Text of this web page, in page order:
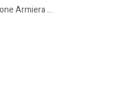
Armiera ...